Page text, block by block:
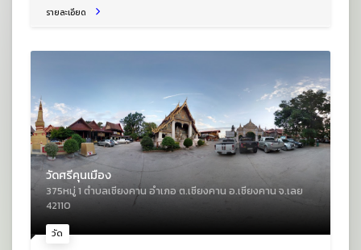
รายละเอียด
วัด
วัดศรีคุนเมือง
375หมู่ 1 ตําบลเชียงคาน อําเภอ ต.เชียงคาน อ.เชียงคาน จ.เลย
42110